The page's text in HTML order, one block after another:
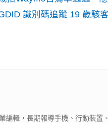
識別碼追蹤 19 歲駭
編輯，長期報導手機、行動裝